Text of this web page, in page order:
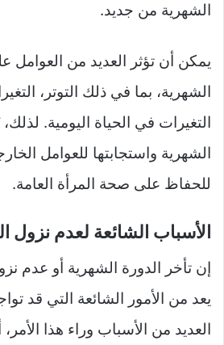
الشهرية من جديد.
يمكن أن تؤثر العديد من العوامل
الشهرية، بما في ذلك التوتر،
التغيرات في الحياة اليومية.
الشهرية واستجابتها للعوامل
للحفاظ على صحة المرأة العامة.
الأسباب الشائعة لعدم نزول
إن تأخر الدورة الشهرية أو عدم
يعد من الأمور الشائعة التي قد
العديد من الأسباب وراء هذا الأمر،